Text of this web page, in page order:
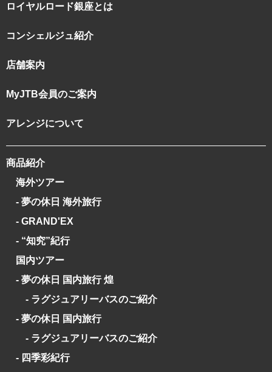
ロイヤルロード銀座とは
コンシェルジュ紹介
店舗案内
MyJTB会員のご案内
アレンジについて
商品紹介
海外ツアー
- 夢の休日 海外旅行
- GRAND'EX
- “知究”紀行
国内ツアー
- 夢の休日 国内旅行 煌
- ラグジュアリーバスのご紹介
- 夢の休日 国内旅行
- ラグジュアリーバスのご紹介
- 四季彩紀行